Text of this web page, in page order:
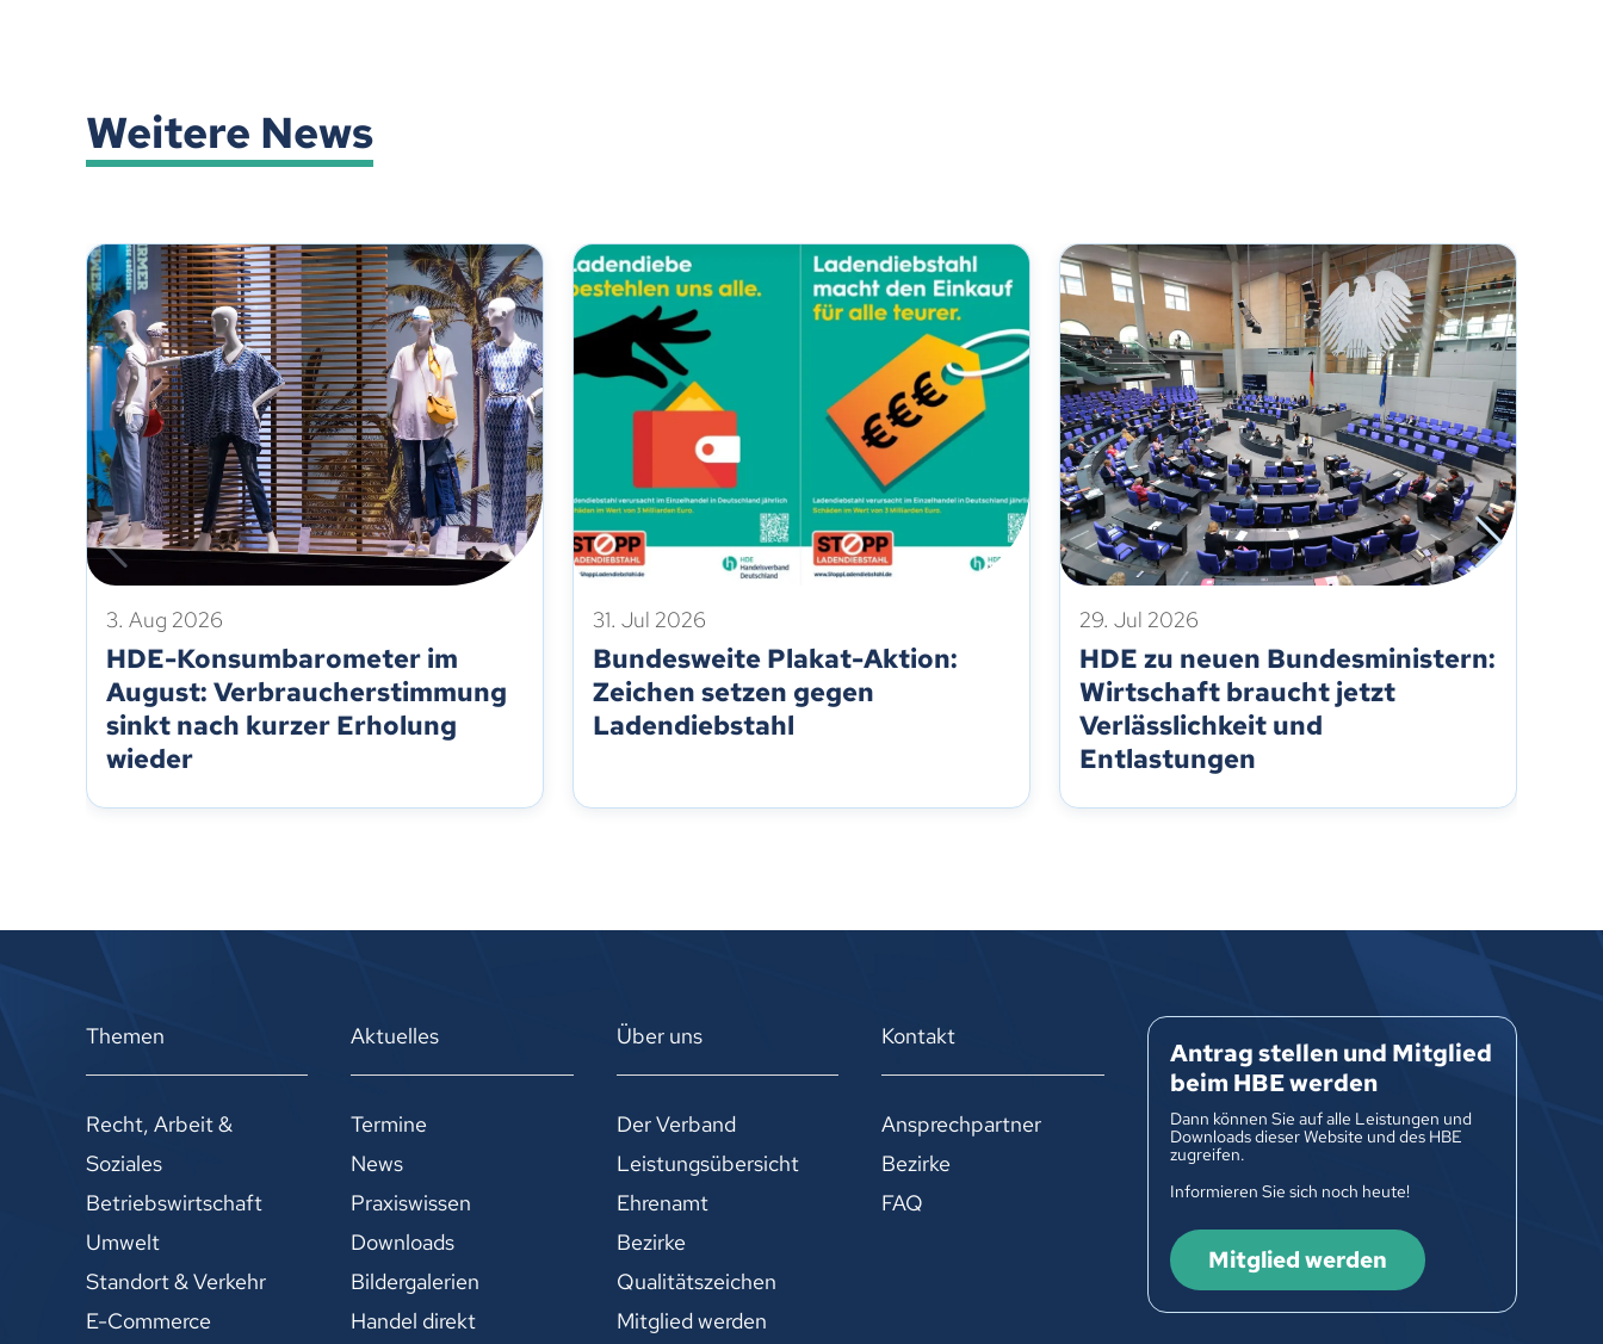
Weitere News
3. Aug 2026
HDE-Konsumbarometer im
August: Verbraucherstimmung
sinkt nach kurzer Erholung
wieder
31. Jul 2026
Bundesweite Plakat-Aktion:
Zeichen setzen gegen
Ladendiebstahl
29. Jul 2026
HDE zu neuen Bundesministern:
Wirtschaft braucht jetzt
Verlässlichkeit und
Entlastungen
Themen
Recht, Arbeit &
Soziales
Betriebswirtschaft
Umwelt
Standort & Verkehr
E-Commerce
Aktuelles
Termine
News
Praxiswissen
Downloads
Bildergalerien
Handel direkt
Über uns
Der Verband
Leistungsübersicht
Ehrenamt
Bezirke
Qualitätszeichen
Mitglied werden
Kontakt
Ansprechpartner
Bezirke
FAQ
Antrag stellen und Mitglied
beim HBE werden
Dann können Sie auf alle Leistungen und
Downloads dieser Website und des HBE
zugreifen.
Informieren Sie sich noch heute!
Mitglied werden